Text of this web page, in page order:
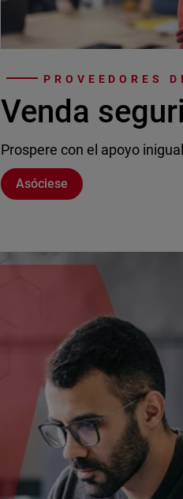
PROVEEDORES
Venda
Prospere con el apoyo
Asóciese